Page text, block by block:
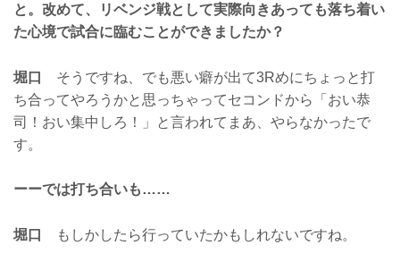
と。改めて、リベンジ戦として実際向きあっても落ち着い
た心境で試合に臨むことができましたか？
堀口
そうですね、でも悪い癖が出て3Rめにちょっと打
ち合ってやろうかと思っちゃってセコンドから「おい恭
司！おい集中しろ！」と言われてまあ、やらなかったで
す。
ーーでは打ち合いも……
堀口 もしかしたら行っていたかもしれないですね。